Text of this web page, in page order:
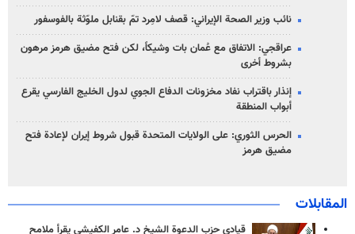
نائب وزير الصحة الإيراني: قصف لامِرد تمّ بقنابل ملوّثة بالفوسفور
عراقجي: الاتفاق مع عُمان بات وشيكاً، لكن فتح مضيق هرمز مرهون
بشروط أخرى
إنذار باقتراب نفاد مخزونات الدفاع الجوي لدول الخليج الفارسي يقرع
أبواب المنطقة
الحرس الثوري: على الولايات المتحدة قبول شروط إيران لإعادة فتح
مضيق هرمز
المقابلات
قيادي حزب الدعوة الشيخ د. عامر الكفيشي يقرأ ملامح